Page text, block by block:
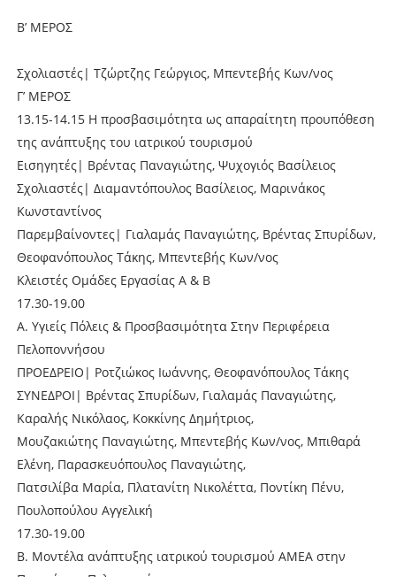
B’ ΜΕΡΟΣ
Σχολιαστές| Τζώρτζης Γεώργιος, Μπεντεβής Κων/νος
Γ’ ΜΕΡΟΣ
13.15-14.15 Η προσβασιμότητα ως απαραίτητη προυπόθεση
της ανάπτυξης του ιατρικού τουρισμού
Εισηγητές| Βρέντας Παναγιώτης, Ψυχογιός Βασίλειος
Σχολιαστές| Διαμαντόπουλος Βασίλειος, Μαρινάκος
Κωνσταντίνος
Παρεμβαίνοντες| Γιαλαμάς Παναγιώτης, Βρέντας Σπυρίδων,
Θεοφανόπουλος Τάκης, Μπεντεβής Κων/νος
Κλειστές Ομάδες Εργασίας Α & Β
17.30-19.00
A. Υγιείς Πόλεις & Προσβασιμότητα Στην Περιφέρεια
Πελοποννήσου
ΠΡΟΕΔΡΕΙΟ| Ροτζιώκος Ιωάννης, Θεοφανόπουλος Τάκης
ΣΥΝΕΔΡΟΙ| Βρέντας Σπυρίδων, Γιαλαμάς Παναγιώτης,
Καραλής Νικόλαος, Κοκκίνης Δημήτριος,
Μουζακιώτης Παναγιώτης, Μπεντεβής Κων/νος, Μπιθαρά
Ελένη, Παρασκευόπουλος Παναγιώτης,
Πατσιλίβα Μαρία, Πλατανίτη Νικολέττα, Ποντίκη Πένυ,
Πουλοπούλου Αγγελική
17.30-19.00
B. Μοντέλα ανάπτυξης ιατρικού τουρισμού ΑΜΕΑ στην